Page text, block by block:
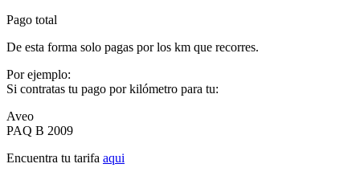
Pago total
De esta forma solo pagas por los km que recorres.
Por ejemplo:
Si contratas tu pago por kilómetro para tu:
Aveo
PAQ B 2009
Encuentra tu tarifa aqui